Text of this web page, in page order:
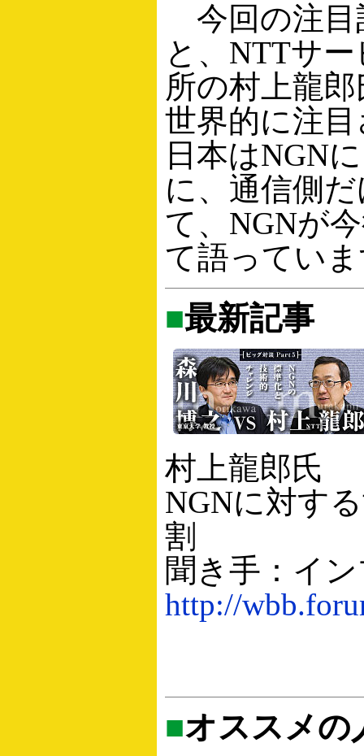
今回の注目
と、NTTサ
所の村上龍
世界的に注
日本はNGN
に、通信側
て、NGNが
て語ってい
■最新記事
村上龍郎氏
NGNに対す
割
聞き手：イ
http://
■オススメの